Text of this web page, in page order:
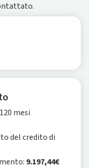
mesi
del credito di
9.197,44€